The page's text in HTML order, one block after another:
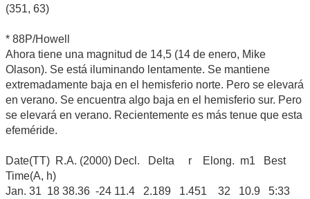
(351, 63)
* 88P/Howell
Ahora tiene una magnitud de 14,5 (14 de enero, Mike
Olason). Se está iluminando lentamente. Se mantiene
extremadamente baja en el hemisferio norte. Pero se elevará
en verano. Se encuentra algo baja en el hemisferio sur. Pero
se elevará en verano. Recientemente es más tenue que esta
efeméride.
Date(TT) R.A. (2000) Decl. Delta r Elong. m1 Best
Time(A, h)
Jan. 31 18 38.36 -24 11.4 2.189 1.451 32 10.9 5:33